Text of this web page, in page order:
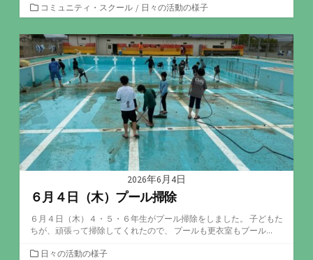
カ
テ
ゴ
リ
ー
コミュニティ・スクール / 日々の活動の様子
2026年6月4日
６月４日（木）プール掃除
６月４日（木）４・５・６年生がプール掃除をしました。 子どもた
ちが、頑張って掃除してくれたので、 プールも更衣室もプール...
カ日々の活動の様子